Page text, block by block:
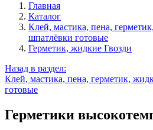
Главная
Каталог
Клей, мастика, пена,
шпатлёвки готовые
Герметик, жидкие Гвозди
Назад в раздел:
Клей, мастика, пена, герметик,
готовые
Герметики